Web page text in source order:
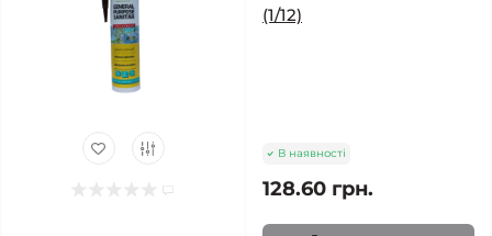
(1/12)
В наявності
128.60 грн.